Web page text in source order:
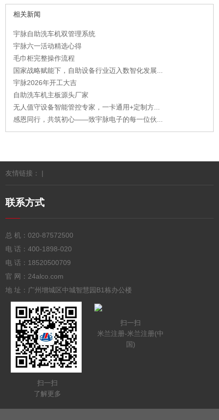
相关新闻
宇脉自助洗车机双管理系统
宇脉六一活动精选心得
毛巾柜完整操作流程
国家战略赋能下，自助设备行业迈入数智化发展...
宇脉2026年开工大吉
自助洗车机主板源头厂家
无人值守设备智能管控专家，一卡通用+定制方...
感恩同行，共筑初心——致宇脉电子的每一位伙...
友情链接： |
联系方式
总 机：020-87572500
电 话：400-1898-020
电 话： 18520500709
官 网：24alco.com
地 址：广州增城区中城智慧园B1栋办公楼
扫一扫
了解更多
扫一扫
米兰注册-米兰注册(中
国)